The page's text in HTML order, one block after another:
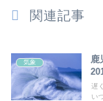
関連記事
気象
鹿
遅
い